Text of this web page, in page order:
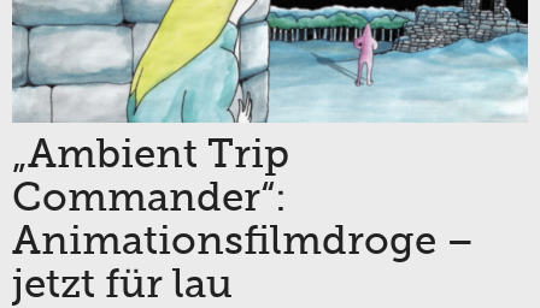
„Ambient Trip
Commander“:
Animationsfilmdroge –
jetzt für lau